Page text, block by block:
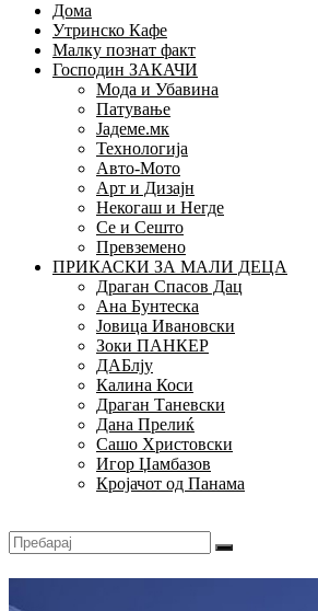
Дома
Утринско Кафе
Малку познат факт
Господин ЗАКАЧИ
Мода и Убавина
Патување
Јадеме.мк
Технологија
Авто-Мото
Арт и Дизајн
Некогаш и Негде
Се и Сешто
Превземено
ПРИКАСКИ ЗА МАЛИ ДЕЦА
Драган Спасов Дац
Ана Бунтеска
Јовица Ивановски
Зоки ПАНКЕР
ДАБлју
Калина Коси
Драган Таневски
Дана Прелиќ
Сашо Христовски
Игор Џамбазов
Кројачот од Панама